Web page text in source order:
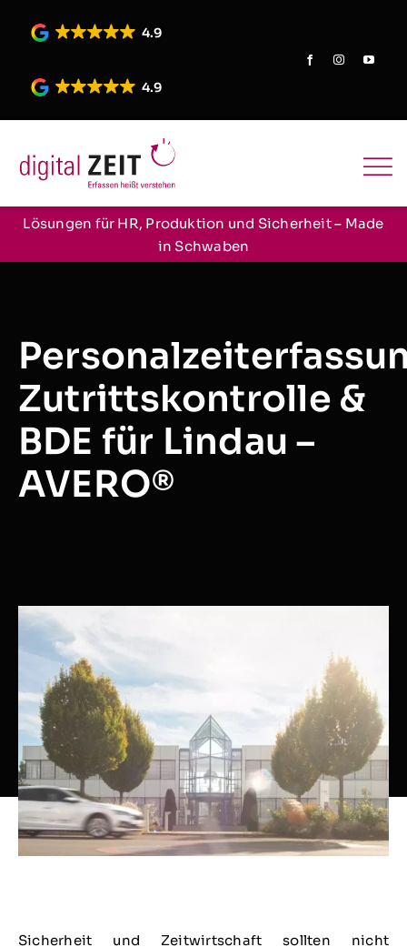
4.9
4.9
Lösungen für HR, Produktion und Sicherheit – Made
in Schwaben
Zutrittskontrolle &
BDE für Lindau –
AVERO®
Sicherheit und Zeitwirtschaft sollten nicht